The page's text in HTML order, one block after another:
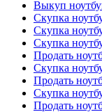
Выкуп
Скупка
Скупка
Скупка
Продать
Скупка
Продать
Скупка
Продать